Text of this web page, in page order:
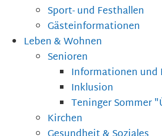
Sport- und Festhallen
Gästeinformationen
Leben & Wohnen
Senioren
Informationen und
Inklusion
Teninger Sommer
Kirchen